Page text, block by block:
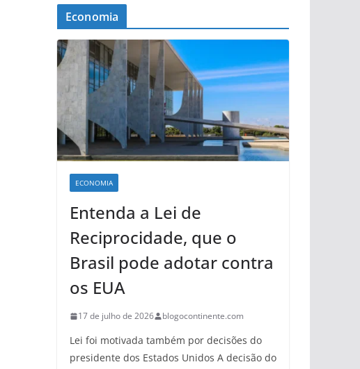
Economia
ECONOMIA
Entenda a Lei de
Reciprocidade, que o
Brasil pode adotar contra
os EUA
17 de julho de 2026 blogocontinente.com
Lei foi motivada também por decisões do
presidente dos Estados Unidos A decisão do